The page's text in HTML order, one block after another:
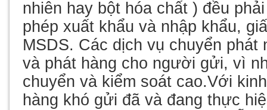
nhiên hay bột hóa chất ) đều
phép xuất khẩu và nhập khẩu,
MSDS. Các dịch vụ chuyển
và phát hàng cho người gửi, vì
chuyển và kiểm soát cao.Với
hàng khó gửi đã và đang thực